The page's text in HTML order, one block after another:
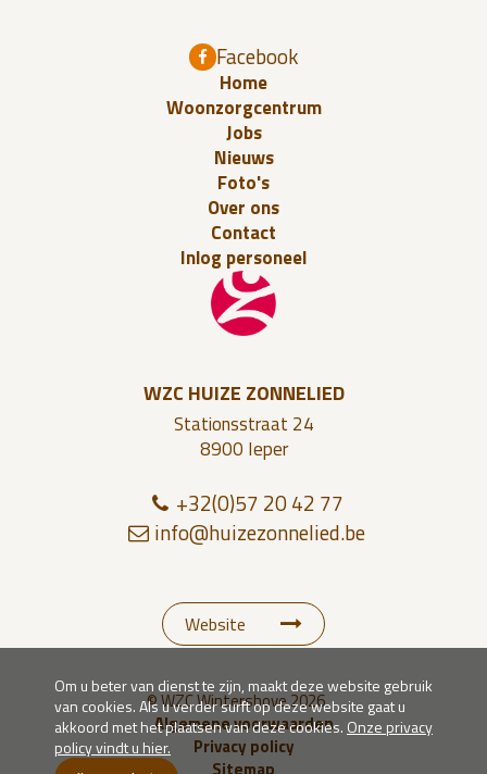
Facebook
Home
Woonzorgcentrum
Jobs
Nieuws
Foto's
Over ons
Contact
Inlog personeel
WZC HUIZE ZONNELIED
Stationsstraat 24
8900 Ieper
+32(0)57 20 42 77
info@huizezonnelied.be
Website
© WZC Wintershove 2026
Algemene voorwaarden
Privacy policy
Om u beter van dienst te zijn, maakt deze website gebruik
van cookies. Als u verder surft op deze website gaat u
akkoord met het plaatsen van deze cookies. Onze privacy
policy vindt u hier.